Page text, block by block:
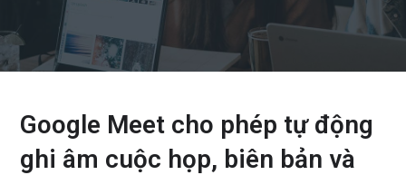
Google Meet cho phép tự động
ghi âm cuộc họp, biên bản và